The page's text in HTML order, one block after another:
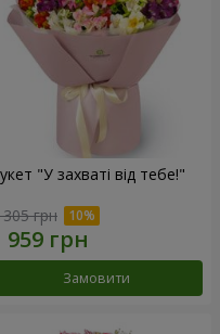
"У захваті від тебе!"
грн
Замовити